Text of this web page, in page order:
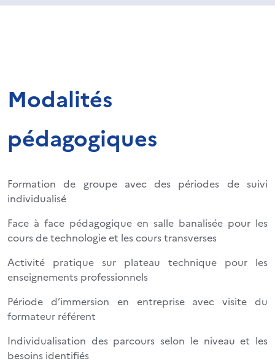
Modalités
pédagogiques
Formation de groupe avec des périodes de suivi
individualisé
Face à face pédagogique en salle banalisée pour les
cours de technologie et les cours transverses
Activité pratique sur plateau technique pour les
enseignements professionnels
Période d’immersion en entreprise avec visite du
formateur référent
Individualisation des parcours selon le niveau et les
besoins identifiés